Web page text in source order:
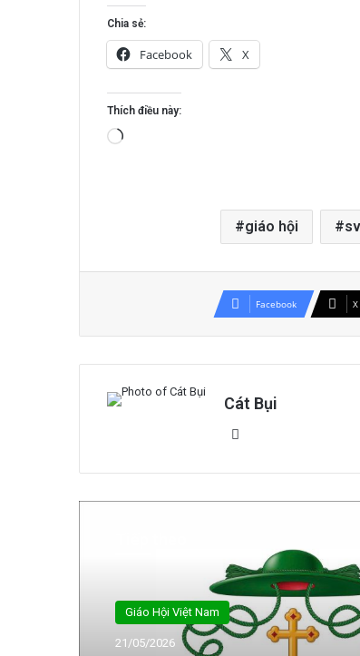
Chia sẻ:
Facebook X
Thích điều này:
Đang
giáo hội
Facebook X
Cát Bụi
Giáo Hội Việt Nam
21/05/2026